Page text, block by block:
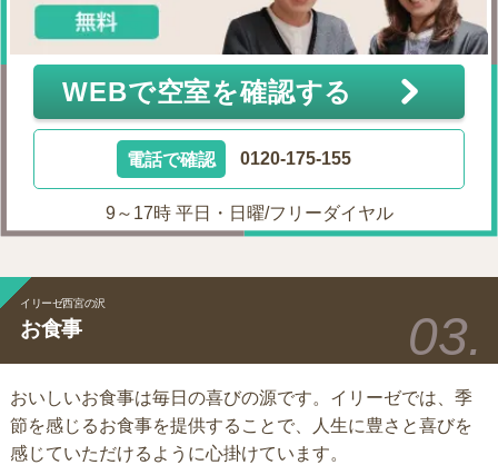
WEBで空室を確認する
電話で確認 0120-175-155
9～17時 平日・日曜/フリーダイヤル
イリーゼ西宮の沢
お食事
おいしいお食事は毎日の喜びの源です。イリーゼでは、季
節を感じるお食事を提供することで、人生に豊さと喜びを
感じていただけるように心掛けています。